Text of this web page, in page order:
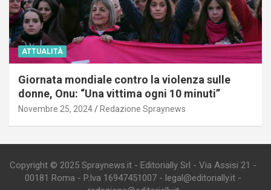
ATTUALITÀ
Giornata mondiale contro la violenza sulle
donne, Onu: “Una vittima ogni 10 minuti”
Novembre 25, 2024 Redazione Spraynews
Copyright © 2025 Spraynews.it - Editorially Srl - Via Assisi 21 -
00181 Roma - P.Iva 16947451007 - legal@editorially.it -